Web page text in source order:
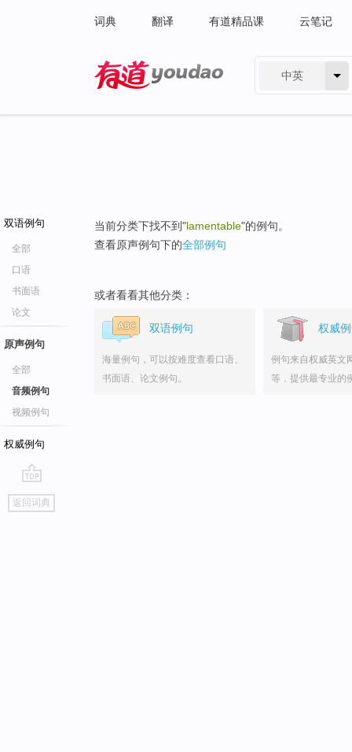
词典 翻译 有道精品课 云笔记
中英
双语例句
全部
口语
书面语
论文
原声例句
全部
音频例句
视频例句
权威例句
go
top
返回词典
当前分类下找不到"lamentable"的例句。
查看原声例句下的全部例句
或者看看其他分类：
双语例句
海量例句，可以按难度查看口语、
书面语、论文例句。
权威
例句来自权威英文
等，提供最专业的